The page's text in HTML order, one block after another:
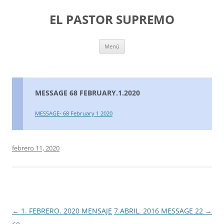
EL PASTOR SUPREMO
Menú
MESSAGE 68 FEBRUARY.1.2020
MESSAGE- 68 February 1 2020
febrero 11, 2020
Navegación
← 1. FEBRERO. 2020 MENSAJE 7.ABRIL. 2016 MESSAGE 22 →